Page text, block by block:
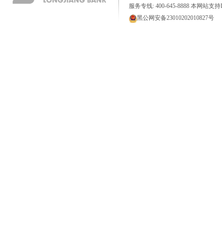
服务专线: 400-645-8888 本网站支持
黑公网安备23010202010827号